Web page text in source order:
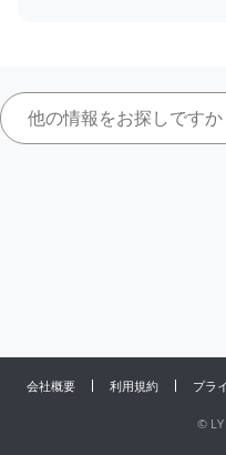
会社概要 利用規約 プラ
©